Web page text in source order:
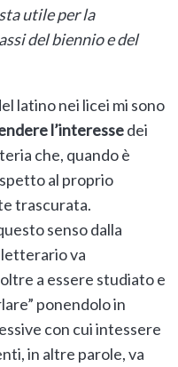
utile per la
del biennio e del
latino nei licei mi sono
l’interessedei
che, quando è
al proprio
trascurata.
senso dalla
va
a essere studiato e
ponendolo in
con cui intessere
in altre parole, va